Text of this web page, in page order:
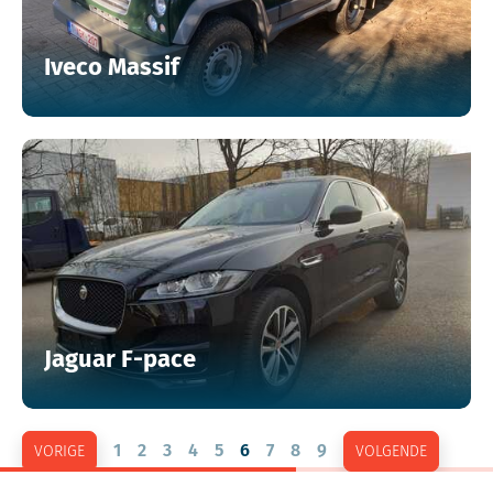
Iveco Massif
Jaguar F-pace
VORIGE 1 2 3 4 5 6 7 8 9 VOLGENDE